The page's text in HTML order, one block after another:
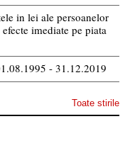
in lei ale persoanelor
imediate pe piata
- 31.12.2019
Toate stirile